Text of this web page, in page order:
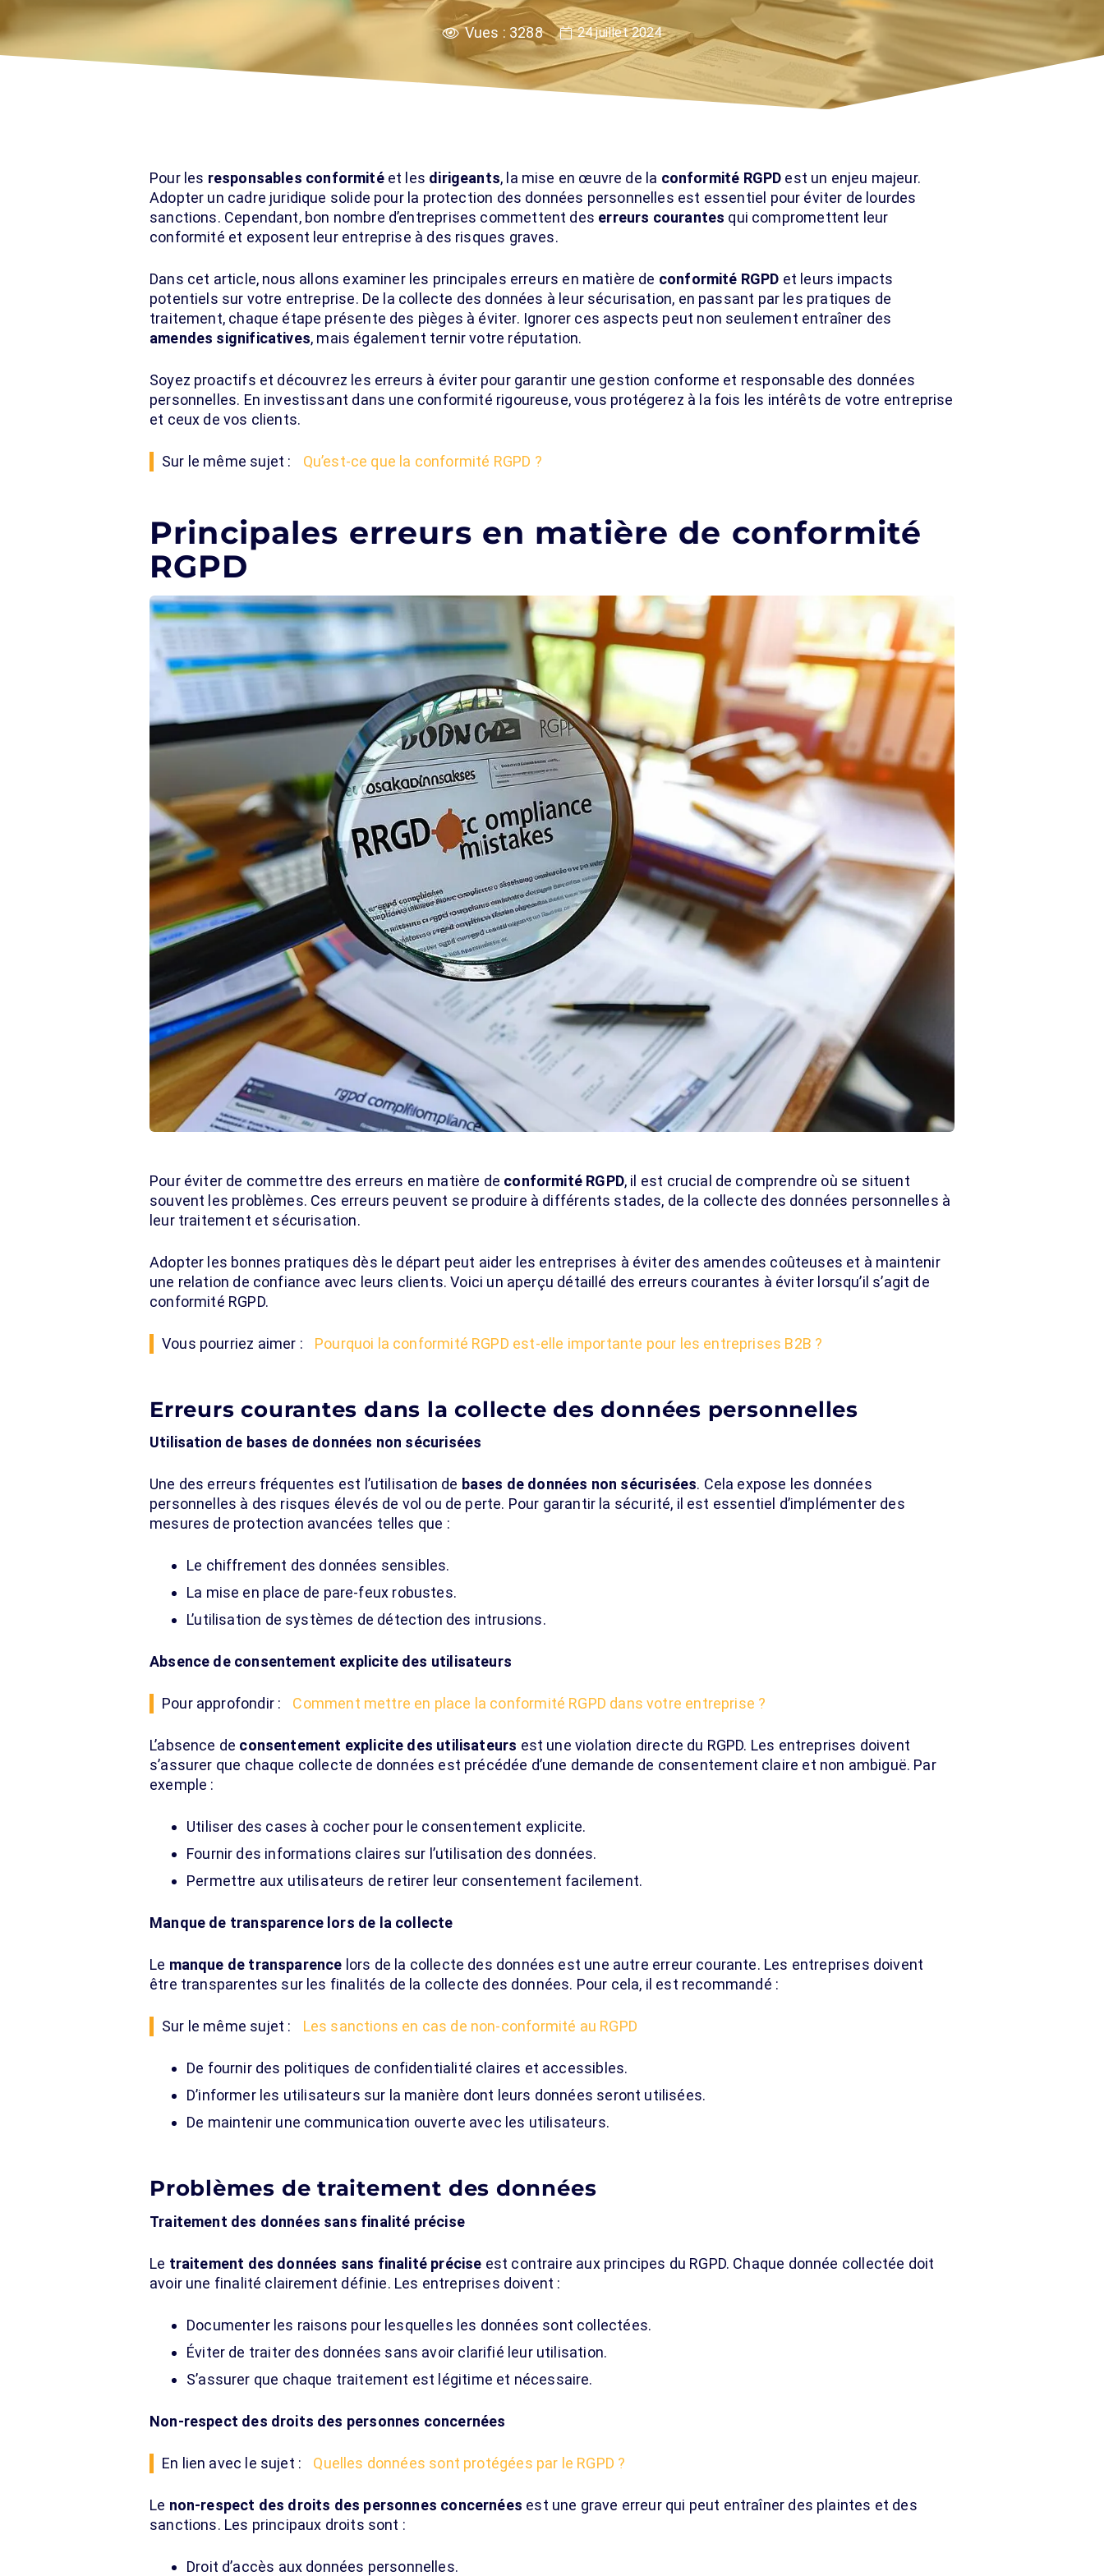
Vues : 3288 24 juillet 2024
Pour les responsables conformitéet les dirigeants, la mise en œuvre de la conformité RGPD est un enjeu majeur.
Adopter un cadre juridique solide pour la protection des données personnelles est essentiel pour éviter de lourdes
sanctions. Cependant, bon nombre d’entreprises commettent des erreurs courantes qui compromettent leur
conformité et exposent leur entreprise à des risques graves.
Dans cet article, nous allons examiner les principales erreurs en matière de conformité RGPD et leurs impacts
potentiels sur votre entreprise. De la collecte des données à leur sécurisation, en passant par les pratiques de
traitement, chaque étape présente des pièges à éviter. Ignorer ces aspects peut non seulement entraîner des
amendes significatives, mais également ternir votre réputation.
Soyez proactifs et découvrez les erreurs à éviter pour garantir une gestion conforme et responsable des données
personnelles. En investissant dans une conformité rigoureuse, vous protégerez à la fois les intérêts de votre entreprise
et ceux de vos clients.
Sur le même sujet : Qu’est-ce que la conformité RGPD ?
Principales erreurs en matière de conformité
RGPD
Pour éviter de commettre des erreurs en matière de conformité RGPD, il est crucial de comprendre où se situent
souvent les problèmes. Ces erreurs peuvent se produire à différents stades, de la collecte des données personnelles à
leur traitement et sécurisation.
Adopter les bonnes pratiques dès le départ peut aider les entreprises à éviter des amendes coûteuses et à maintenir
une relation de confiance avec leurs clients. Voici un aperçu détaillé des erreurs courantes à éviter lorsqu’il s’agit de
conformité RGPD.
Vous pourriez aimer : Pourquoi la conformité RGPD est-elle importante pour les entreprises B2B ?
Erreurs courantes dans la collecte des données personnelles
Utilisation de bases de données non sécurisées
Une des erreurs fréquentes est l’utilisation de bases de données non sécurisées. Cela expose les données
personnelles à des risques élevés de vol ou de perte. Pour garantir la sécurité, il est essentiel d’implémenter des
mesures de protection avancées telles que :
Le chiffrement des données sensibles.
La mise en place de pare-feux robustes.
L’utilisation de systèmes de détection des intrusions.
Absence de consentement explicite des utilisateurs
Pour approfondir : Comment mettre en place la conformité RGPD dans votre entreprise ?
L’absence de consentement explicite des utilisateurs est une violation directe du RGPD. Les entreprises doivent
s’assurer que chaque collecte de données est précédée d’une demande de consentement claire et non ambiguë. Par
exemple :
Utiliser des cases à cocher pour le consentement explicite.
Fournir des informations claires sur l’utilisation des données.
Permettre aux utilisateurs de retirer leur consentement facilement.
Manque de transparence lors de la collecte
Le manque de transparence lors de la collecte des données est une autre erreur courante. Les entreprises doivent
être transparentes sur les finalités de la collecte des données. Pour cela, il est recommandé :
Sur le même sujet : Les sanctions en cas de non-conformité au RGPD
De fournir des politiques de confidentialité claires et accessibles.
D’informer les utilisateurs sur la manière dont leurs données seront utilisées.
De maintenir une communication ouverte avec les utilisateurs.
Problèmes de traitement des données
Traitement des données sans finalité précise
Le traitement des données sans finalité précise est contraire aux principes du RGPD. Chaque donnée collectée doit
avoir une finalité clairement définie. Les entreprises doivent :
Documenter les raisons pour lesquelles les données sont collectées.
Éviter de traiter des données sans avoir clarifié leur utilisation.
S’assurer que chaque traitement est légitime et nécessaire.
Non-respect des droits des personnes concernées
En lien avec le sujet : Quelles données sont protégées par le RGPD ?
Le non-respect des droits des personnes concernées est une grave erreur qui peut entraîner des plaintes et des
sanctions. Les principaux droits sont :
Droit d’accès aux données personnelles.